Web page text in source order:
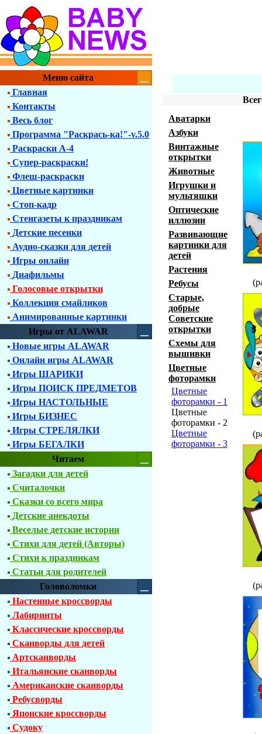
Меню сайта
Главная
Контакты
Весь блог
Программа "Раскрась-ка!"-v.5.0
Раскраски А-4
Супер-раскраски!
Флеш-раскраски
Цветные картинки
Стоп-кадр
Стенгазеты к праздникам
Детские песенки
Аудио-сказки для детей
Игры онлайн
Диафильмы
Голосовые открытки
Коллекция смайликов
Анимированные картинки
Игры от ALAWAR
Новые игры ALAWAR
Онлайн игры ALAWAR
Игры ШАРИКИ
Игры ПОИСК ПРЕДМЕТОВ
Игры НАСТОЛЬНЫЕ
Игры БИЗНЕС
Игры СТРЕЛЯЛКИ
Игры БЕГАЛКИ
Читаем
Загадки для детей
Считалочки
Сказки со всего мира
Детские анекдоты
Веселые детские истории
Стихи для детей (Авторы)
Стихи к праздникам
Статьи для родителей
Головоломки
Настенные кроссворды
Лабиринты
Классические кроссворды
Сканворды для детей
Артсканворды
Итальянские сканворды
Американские сканворды
Ребусворды
Японские кроссворды
Судоку
Аватарки
Азбуки
Винтажные
открытки
Животные
Игрушки и
мультяшки
Оптические
иллюзии
Развивающие
картинки для
детей
Растения
Ребусы
Старые,
добрые
Советские
открытки
Схемы для
вышивки
Цветные
фоторамки
Цветные
фоторамки - 1
Цветные
фоторамки - 2
Цветные
фоторамки - 3